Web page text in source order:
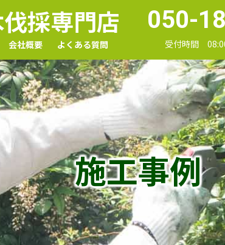
採専門店
会社概要 よくある質問
050-
受付時間
施工事例